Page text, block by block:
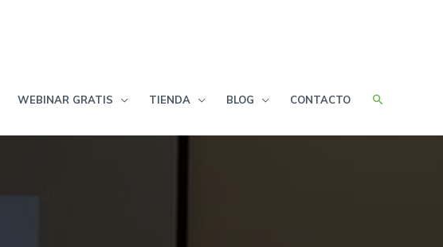
WEBINAR GRATIS TIENDA BLOG CONTACTO